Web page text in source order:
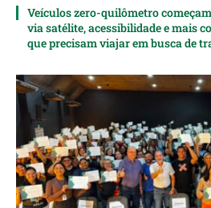
Veículos zero-quilômetro
via satélite, acessibilidade e mais
que precisam viajar em busca de